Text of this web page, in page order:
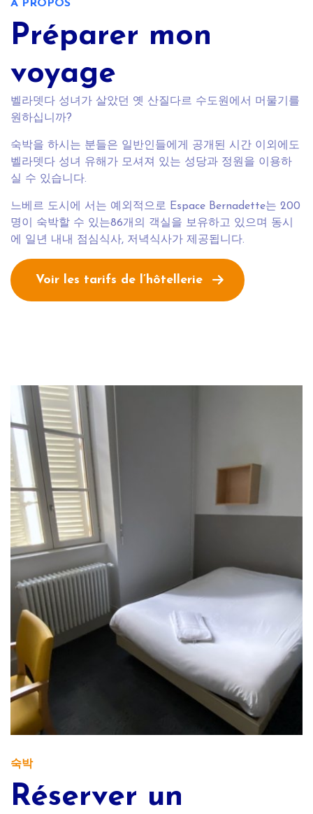
A PROPOS
Préparer mon
voyage
벨라뎃다 성녀가 살았던 옛 산질다르 수도원에서 머물기를
원하십니까?
숙박을 하시는 분들은 일반인들에게 공개된 시간 이외에도
벨라뎃다 성녀 유해가 모셔져 있는 성당과 정원을 이용하
실 수 있습니다.
느베르 도시에 서는 예외적으로 Espace Bernadette는 200
명이 숙박할 수 있는86개의 객실을 보유하고 있으며 동시
에 일년 내내 점심식사, 저녁식사가 제공됩니다.
Voir les tarifs de l’hôtellerie
숙박
Réserver un